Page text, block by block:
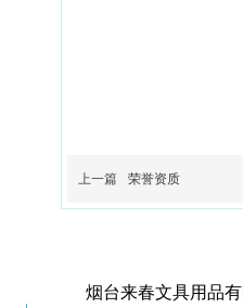
上一篇 荣誉资质
烟台来春文具用品